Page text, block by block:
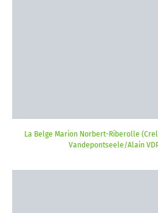
La Belge Marion Norbert-Riberolle
Vandepontseele/Alain